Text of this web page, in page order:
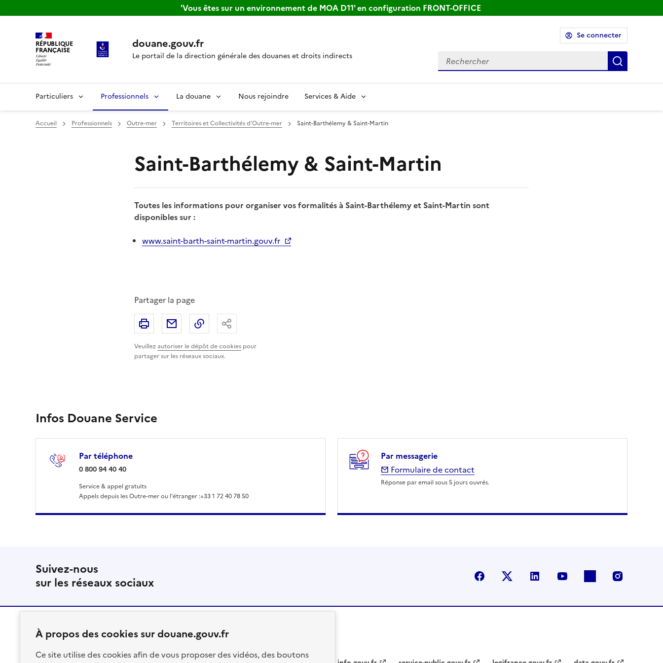
À propos des cookies sur douane.gouv.fr
Ce site utilise des cookies afin de vous proposer des vidéos, des boutons
'Vous êtes sur un environnement de MOA D11' en configuration FRONT-OFFICE
RÉPUBLIQUE
FRANÇAISE douane.gouv.fr
Le portail de la direction générale des douanes et droits indirects
Se connecter
Rechercher
Particuliers Professionnels La douane Nous rejoindre Services & Aide
Accueil Professionnels Outre-mer Territoires et Collectivités d'Outre-mer Saint-Barthélemy & Saint-Martin
Saint-Barthélemy & Saint-Martin
Toutes les informations pour organiser vos formalités à Saint-Barthélemy et Saint-Martin sont
disponibles sur :
www.saint-barth-saint-martin.gouv.fr
Partager la page
Veuillezautoriser le dépôt de cookies pour
partager sur les réseaux sociaux.
Imprimer Partager par email
Copier le lien
Infos Douane Service
Par téléphone
: 0 800 94 40 40
0 800 94 40 40
Service & appel gratuits
Appels depuis les Outre-mer ou l'étranger :+33 1 72 40 78 50
Par messagerie
Formulaire de contact
Réponse par email sous 5 jours ouvrés.
Suivez-nous
sur les réseaux sociaux
FacebookX (anciennement Twitter)
LinkedIn Flickr
RÉPUBLIQUE
FRANÇAISE